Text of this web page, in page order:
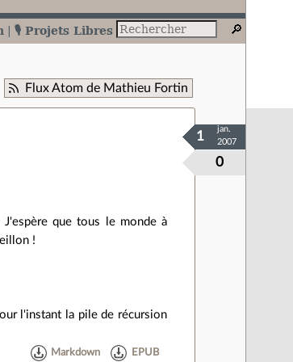
🎙️ Projets Libres
Flux Atom de Mathieu Fortin
0
1
jan.
2007
que tous le monde à
!
l'instant la pile de récursion
Markdown EPUB